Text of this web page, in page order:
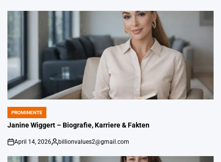
POSTED
IN
PROMINENTE
Janine Wiggert – Biografie, Karriere & Fakten
An
April 14, 2026
Gepostet
billionvalues2@gmail.com